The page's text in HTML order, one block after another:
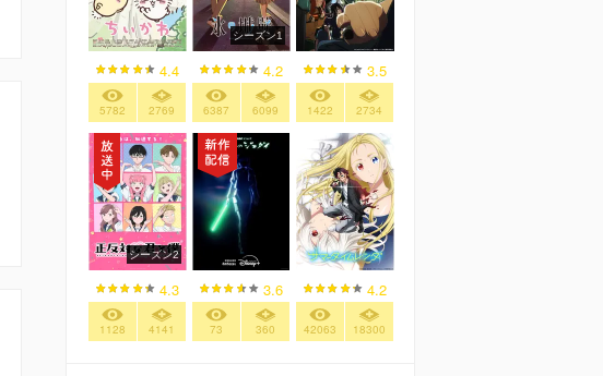
4.4
5782 2769
シーズン1
4.2
6387 6099
3.5
1422 2734
シーズン2
4.3
1128 4141
3.6
73 360
4.2
42063 18300